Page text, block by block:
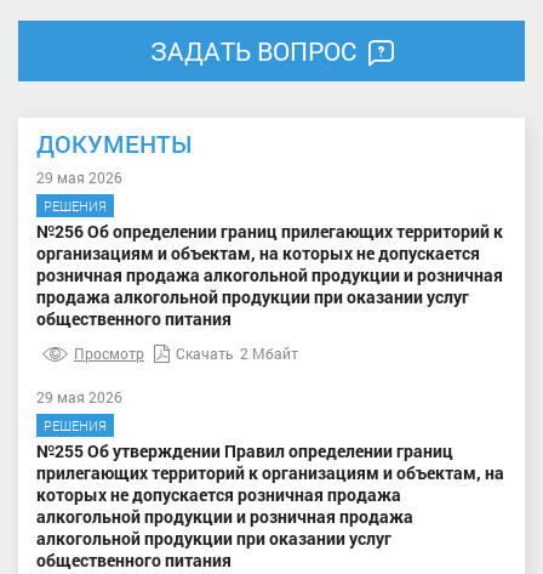
ЗАДАТЬ ВОПРОС
ДОКУМЕНТЫ
29 мая 2026
РЕШЕНИЯ
№256 Об определении границ прилегающих территорий к
организациям и объектам, на которых не допускается
розничная продажа алкогольной продукции и розничная
продажа алкогольной продукции при оказании услуг
общественного питания
Просмотр Скачать 2 Мбайт
29 мая 2026
РЕШЕНИЯ
№255 Об утверждении Правил определении границ
прилегающих территорий к организациям и объектам, на
которых не допускается розничная продажа
алкогольной продукции и розничная продажа
алкогольной продукции при оказании услуг
общественного питания